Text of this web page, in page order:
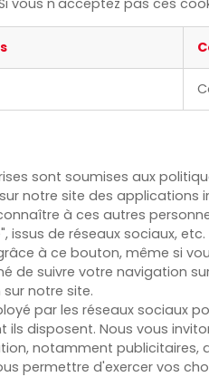
sont soumises aux
notre site des
à ces autres
de réseaux sociaux, etc.
à ce bouton, même si
de suivre votre navigation
notre site.
par les réseaux sociaux
disposent. Nous vous
notamment
permettre d'exercer vos